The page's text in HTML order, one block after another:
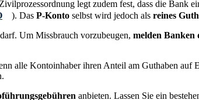
legt zudem fest, dass die Bank
). Das P-Konto selbst wird jedoch als reines
Um Missbrauch vorzubeugen, melden Banken
alle Kontoinhaber ihren Anteil am Guthaben
anbieten. Lassen Sie ein